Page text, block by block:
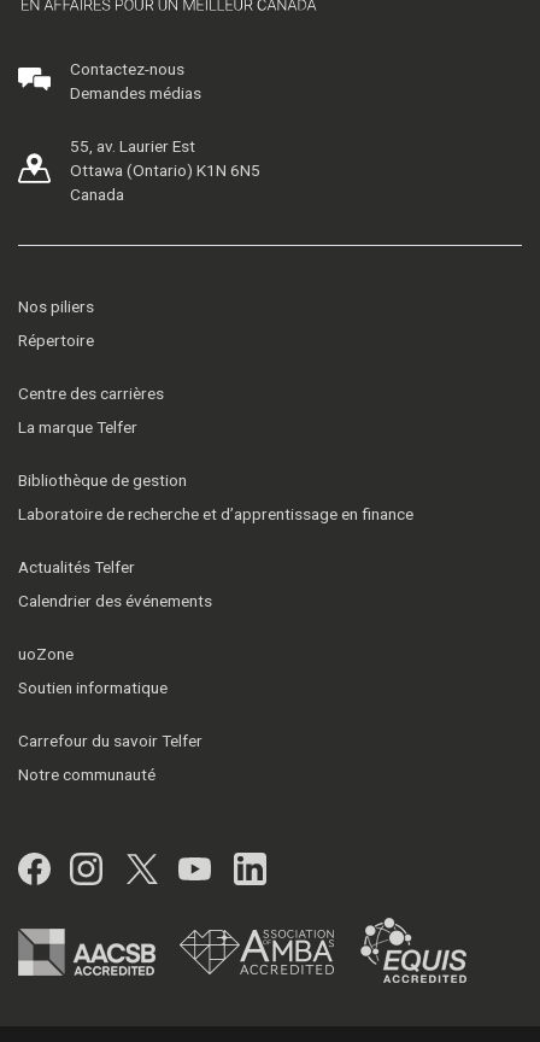
Contactez-nous
Demandes médias
55, av. Laurier Est
Ottawa (Ontario) K1N 6N5
Canada
Nos piliers
Répertoire
Centre des carrières
La marque Telfer
Bibliothèque de gestion
Laboratoire de recherche et d’apprentissage en finance
Actualités Telfer
Calendrier des événements
uoZone
Soutien informatique
Carrefour du savoir Telfer
Notre communauté
Facebook
Instagram
Twitter
YouTubeLinkedIn